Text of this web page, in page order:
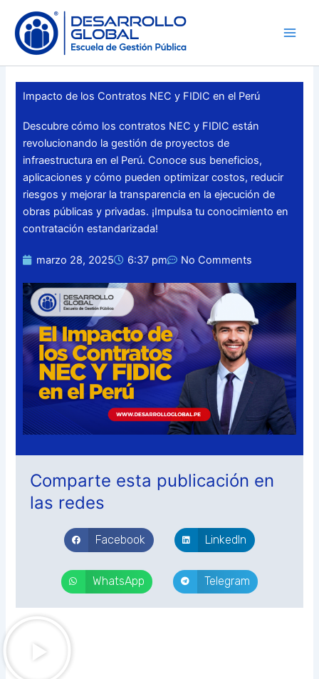
content
Impacto de los Contratos NEC y FIDIC en el Perú
Descubre cómo los contratos NEC y FIDIC están
revolucionando la gestión de proyectos de
infraestructura en el Perú. Conoce sus beneficios,
aplicaciones y cómo pueden optimizar costos, reducir
riesgos y mejorar la transparencia en la ejecución de
obras públicas y privadas. ¡Impulsa tu conocimiento en
contratación estandarizada!
marzo 28, 2025 6:37 pm No Comments
Comparte esta publicación en
las redes
Facebook LinkedIn
WhatsApp Telegram